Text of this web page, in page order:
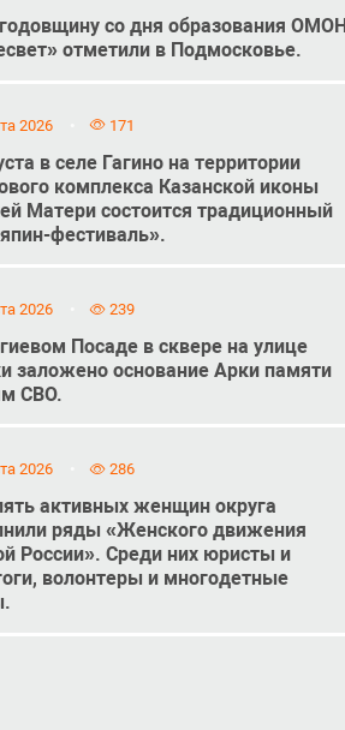
со дня образования ОМОН
отметили в Подмосковье.
2026 171
в селе Гагино на территории
комплекса Казанской иконы
Матери состоится традиционный
фестиваль».
2026 239
Посаде в сквере на улице
заложено основание Арки памяти
СВО.
2026 286
активных женщин округа
ряды «Женского движения
России». Среди них юристы и
волонтеры и многодетные